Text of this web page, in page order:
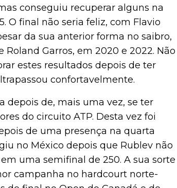
conseguiu recuperar alguns na
O final não seria feliz, com Flavio
da sua anterior forma no saibro,
Garros, em 2020 e 2022. Não
estes resultados depois de ter
confortavelmente.
depois de, mais uma vez, se ter
do circuito ATP. Desta vez foi
de uma presença na quarta
no México depois que Rublev não
uma semifinal de 250. A sua sorte
campanha no hardcourt norte-